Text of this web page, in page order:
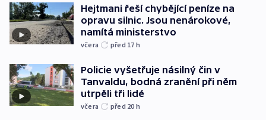
Hejtmani řeší chybějící peníze na
opravu silnic. Jsou nenárokové,
namítá ministerstvo
včera před 17 h
Policie vyšetřuje násilný čin v
Tanvaldu, bodná zranění při něm
utrpěli tři lidé
včera před 20 h